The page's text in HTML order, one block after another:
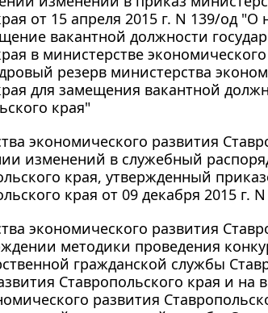
от 15 апреля 2015 г. N 139/од
вакантной должности
в министерстве
резерв министерства
для замещения вакантной
края"
экономического развития
изменений в служебный
края, утвержденный
края от 09 декабря 2015 г.
экономического развития
методики проведения
гражданской службы
Ставропольского края и на
развития